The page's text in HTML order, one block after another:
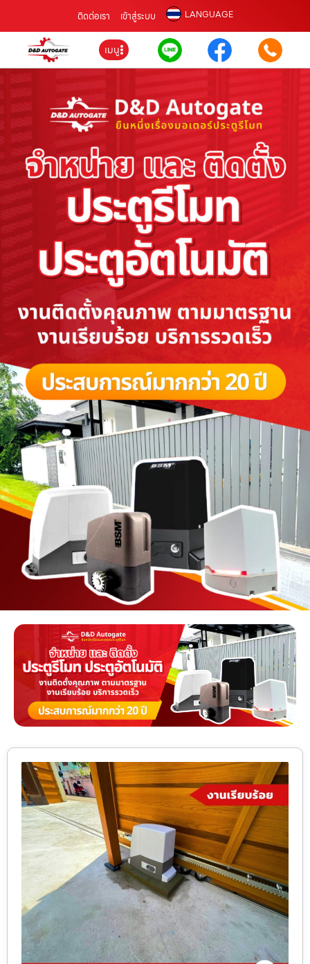
ติดต่อเรา เข้าสู่ระบบ LANGUAGE
เมนู